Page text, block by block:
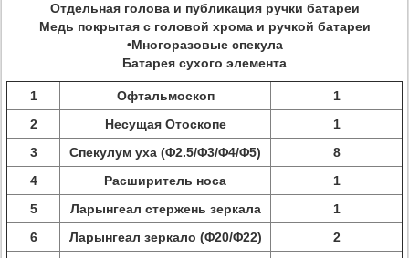
Отдельная голова и публикация ручки батареи
Медь покрытая с головой хрома и ручкой батареи
•Многоразовые спекула
Батарея сухого элемента
1 Офтальмоскоп
1
2
Несущая Отоскопе
1
3
Спекулум уха (Φ2.5/Φ3/Φ4/Φ5)
8
4
Расширитель носа
1
5
Ларынгеал стержень зеркала
1
6
Ларынгеал зеркало (Φ20/Φ22) 2